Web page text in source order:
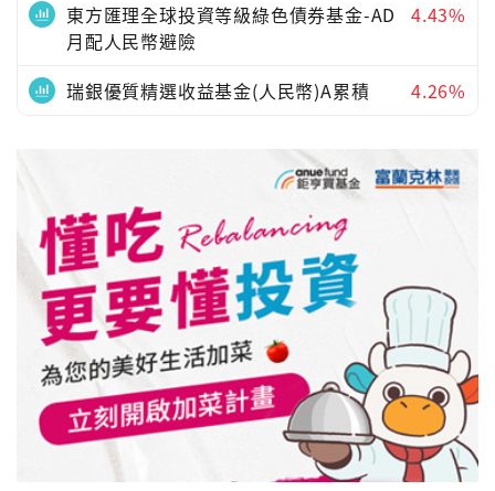
東方匯理全球投資等級綠色債券基金-AD
月配人民幣避險
4.43%
瑞銀優質精選收益基金(人民幣)A累積 4.26%